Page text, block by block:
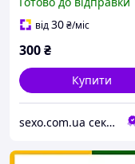
від30₴/міс
300₴
Купити
sexo.com.ua секс-шоп інтернет-магазин